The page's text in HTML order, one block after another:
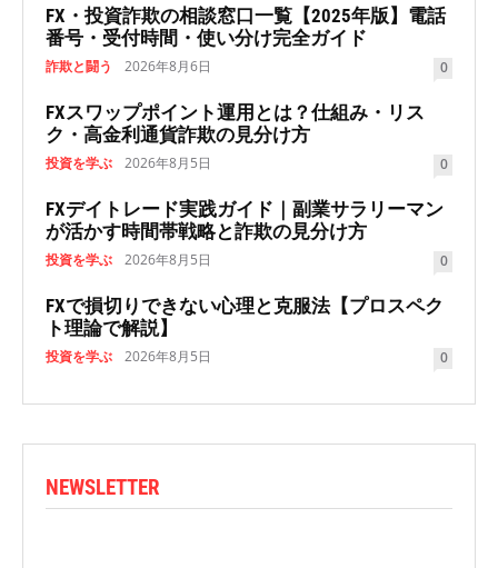
FX・投資詐欺の相談窓口一覧【2025年版】電話
番号・受付時間・使い分け完全ガイド
詐欺と闘う 2026年8月6日 0
FXスワップポイント運用とは？仕組み・リス
ク・高金利通貨詐欺の見分け方
投資を学ぶ 2026年8月5日 0
FXデイトレード実践ガイド｜副業サラリーマン
が活かす時間帯戦略と詐欺の見分け方
投資を学ぶ 2026年8月5日 0
FXで損切りできない心理と克服法【プロスペク
ト理論で解説】
投資を学ぶ 2026年8月5日 0
NEWSLETTER